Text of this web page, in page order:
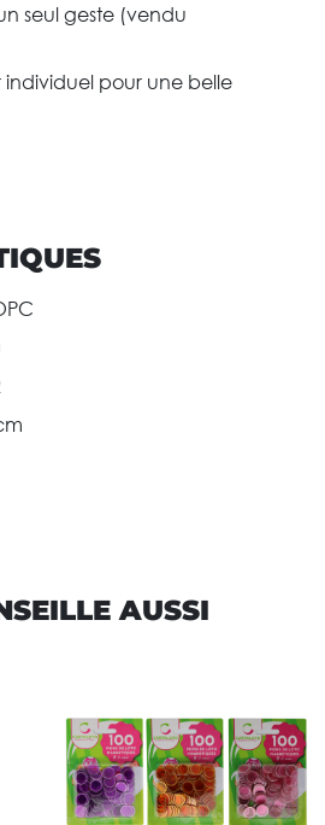
seul geste (vendu
individuel pour une belle
AUSSI